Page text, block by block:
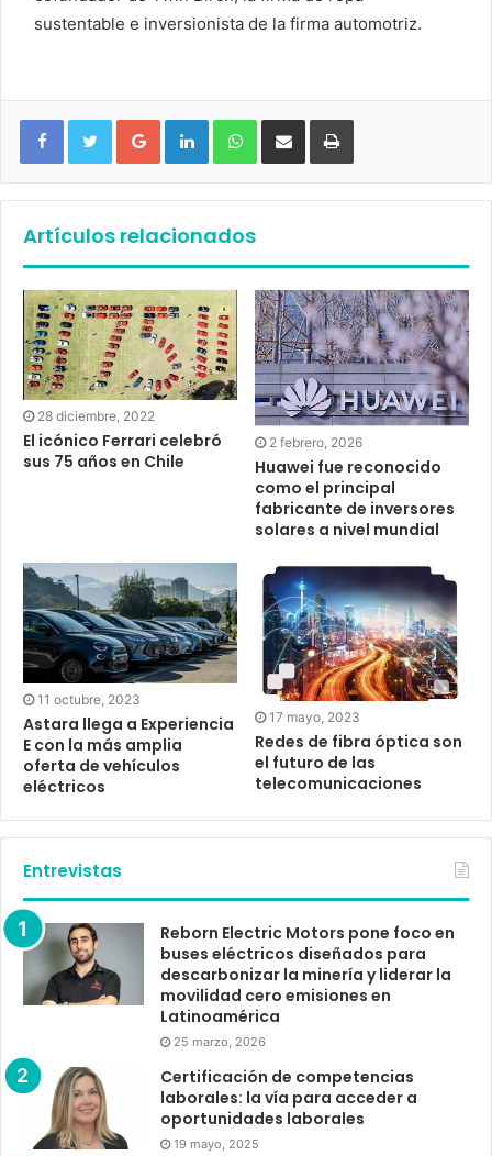
sustentable e inversionista de la firma automotriz.
Google+ LinkedIn WhatsApp
Artículos relacionados
28 diciembre, 2022
El icónico Ferrari celebró
sus 75 años en Chile
2 febrero, 2026
Huawei fue reconocido
como el principal
fabricante de inversores
solares a nivel mundial
11 octubre, 2023
Astara llega a Experiencia
E con la más amplia
oferta de vehículos
eléctricos
17 mayo, 2023
Redes de fibra óptica son
el futuro de las
telecomunicaciones
Entrevistas
Reborn Electric Motors pone foco en
buses eléctricos diseñados para
descarbonizar la minería y liderar la
movilidad cero emisiones en
Latinoamérica
25 marzo, 2026
Certificación de competencias
laborales: la vía para acceder a
oportunidades laborales
19 mayo, 2025